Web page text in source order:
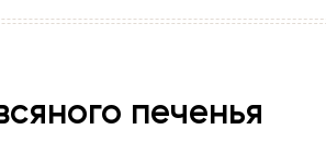
печенья